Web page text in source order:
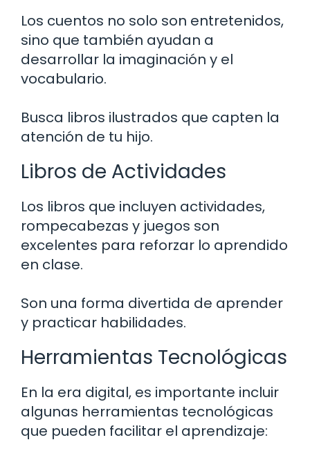
Los cuentos no solo son entretenidos,
sino que también ayudan a
desarrollar la imaginación y el
vocabulario.
Busca libros ilustrados que capten la
atención de tu hijo.
Libros de Actividades
Los libros que incluyen actividades,
rompecabezas y juegos son
excelentes para reforzar lo aprendido
en clase.
Son una forma divertida de aprender
y practicar habilidades.
Herramientas Tecnológicas
En la era digital, es importante incluir
algunas herramientas tecnológicas
que pueden facilitar el aprendizaje: